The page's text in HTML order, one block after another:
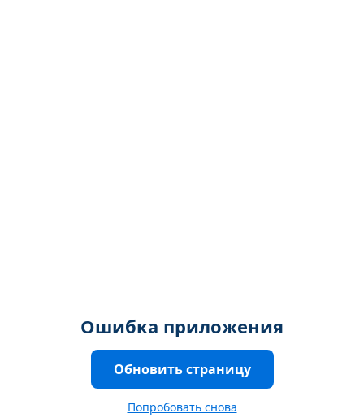
Ошибка приложения
Обновить страницу
Попробовать снова